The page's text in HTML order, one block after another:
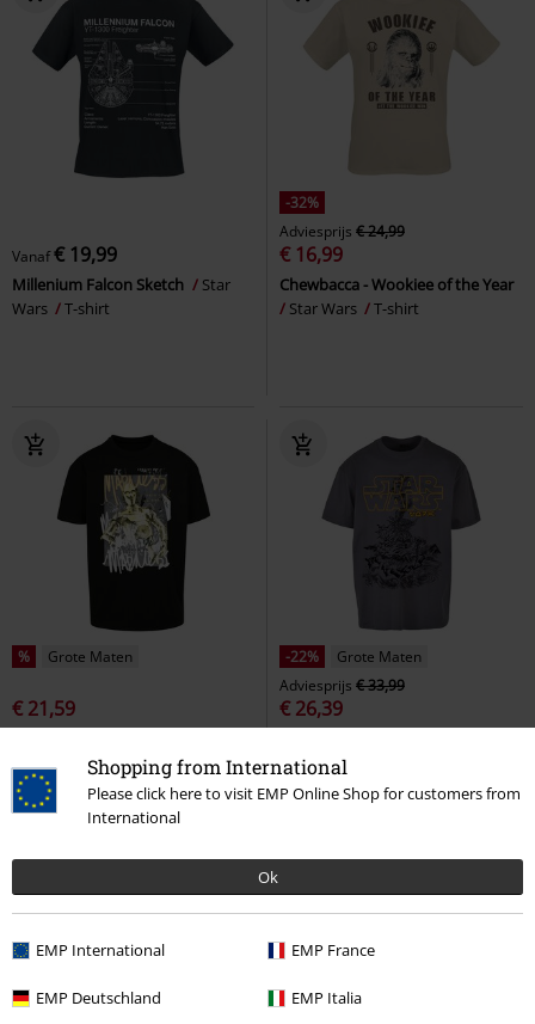
Shopping from International
Please click here to visit EMP Online Shop for customers from
International
Ok
EMP International EMP France
EMP Deutschland EMP Italia
Vanaf€ 19,99
Millenium Falcon Sketch
Star
Wars
T-shirt
-32%
Adviesprijs € 24,99
€ 16,99
Chewbacca - Wookiee of the Year
Star Wars
T-shirt
% Grote Maten
€ 21,59
Wars
Oversized T-shirt
-22%
Grote Maten
Adviesprijs € 33,99
€ 26,39
Oversized T-shirt